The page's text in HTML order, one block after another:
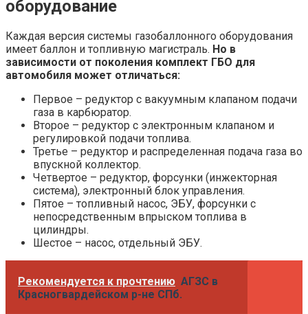
оборудование
Каждая версия системы газобаллонного оборудования
имеет баллон и топливную магистраль. Но в
зависимости от поколения комплект ГБО для
автомобиля может отличаться:
Первое – редуктор с вакуумным клапаном подачи
газа в карбюратор.
Второе – редуктор с электронным клапаном и
регулировкой подачи топлива.
Третье – редуктор и распределенная подача газа во
впускной коллектор.
Четвертое – редуктор, форсунки (инжекторная
система), электронный блок управления.
Пятое – топливный насос, ЭБУ, форсунки с
непосредственным впрыском топлива в
цилиндры.
Шестое – насос, отдельный ЭБУ.
Рекомендуется к прочтению АГЗС в
Красногвардейском р-не СПб.